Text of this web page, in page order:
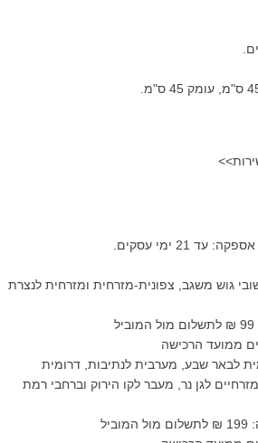
גוש משגב, צפונית-מזרחית ומזרחית לנצרת
לבאר שבע, מערבית לנתיבות, דרומית
לגן נר, מעבר לקו הירוק וברחבי רמת